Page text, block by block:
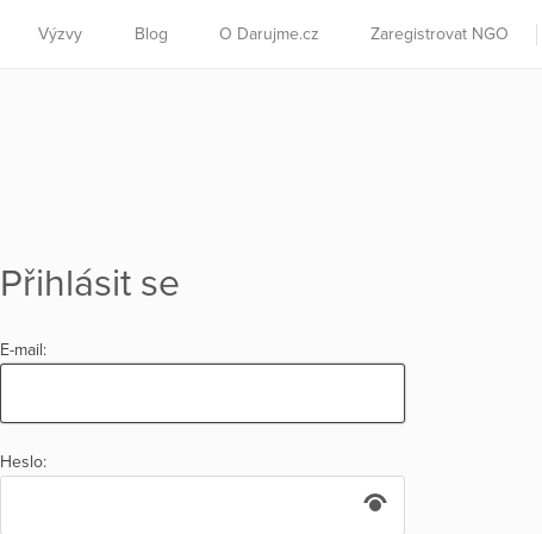
Výzvy Blog O Darujme.cz Zaregistrovat NGO
Přihlásit se
E-mail:
Heslo: